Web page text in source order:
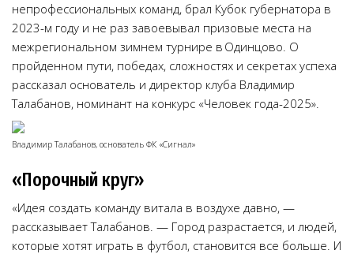
непрофессиональных команд, брал Кубок губернатора в
2023-м году и не раз завоевывал призовые места на
межрегиональном зимнем турнире в Одинцово. О
пройденном пути, победах, сложностях и секретах успеха
рассказал основатель и директор клуба Владимир
Талабанов, номинант на конкурс «Человек года-2025».
Владимир Талабанов, основатель ФК «Сигнал»
«Порочный круг»
«Идея создать команду витала в воздухе давно, —
рассказывает Талабанов. — Город разрастается, и людей,
которые хотят играть в футбол, становится все больше. И